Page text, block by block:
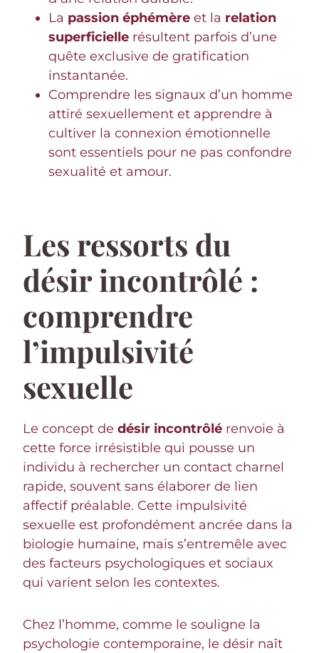
La passion éphémère et la relation
superficielle résultent parfois d’une
quête exclusive de gratification
instantanée.
Comprendre les signaux d’un homme
attiré sexuellement et apprendre à
cultiver la connexion émotionnelle
sont essentiels pour ne pas confondre
sexualité et amour.
Les ressorts du
désir incontrôlé :
comprendre
l’impulsivité
sexuelle
Le concept de désir incontrôlé renvoie à
cette force irrésistible qui pousse un
individu à rechercher un contact charnel
rapide, souvent sans élaborer de lien
affectif préalable. Cette impulsivité
sexuelle est profondément ancrée dans la
biologie humaine, mais s’entremêle avec
des facteurs psychologiques et sociaux
qui varient selon les contextes.
Chez l’homme, comme le souligne la
psychologie contemporaine, le désir naît